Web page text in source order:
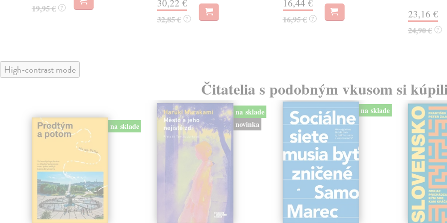
19,95 € ? 30,22 €
32,85 € ?
16,44 €
16,95 € ? 23,16 €
24,90 € ?
High-contrast mode
Čitatelia s podobným vkusom si
na sklade
na sklade
novinka
na sklade